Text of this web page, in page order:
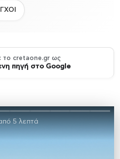
το cretaone.gr ως
πηγή στο Google
5 λεπτά